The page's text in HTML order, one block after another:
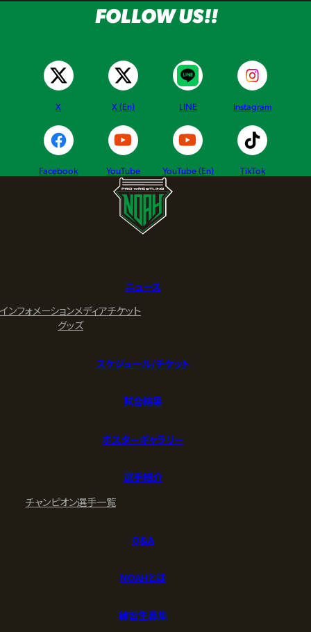
FOLLOW US!!
X X (En) LINE Instagram
Facebook YouTube YouTube (En) TikTok
ニュース
インフォメーションメディアチケット
グッズ
スケジュール/チケット
試合結果
ポスターギャラリー
選手紹介
チャンピオン選手一覧
Q&A
NOAHとは
練習生募集